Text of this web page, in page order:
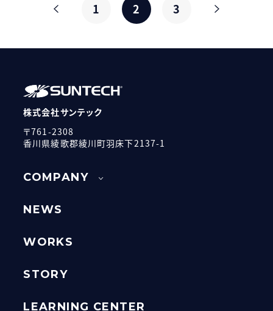
1 2 3
株式会社サンテック
〒761-2308
香川県綾歌郡綾川町羽床下2137-1
COMPANY
NEWS
WORKS
STORY
LEARNING CENTER